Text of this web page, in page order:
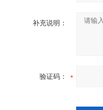
补充说明：
验证码：